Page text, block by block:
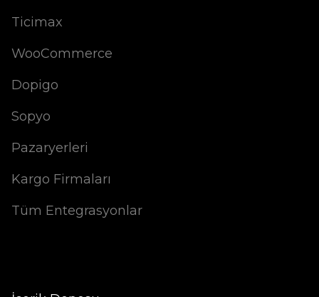
Ticimax
WooCommerce
Dopigo
Sopyo
Pazaryerleri
Kargo Firmaları
Tüm Entegrasyonlar